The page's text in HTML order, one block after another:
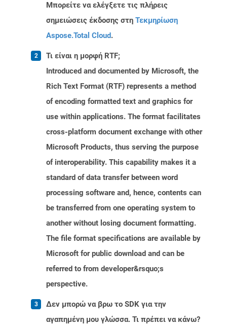
Μπορείτε να ελέγξετε τις πλήρεις
σημειώσεις έκδοσης στη Τεκμηρίωση
Aspose.Total Cloud.
Τι είναι η μορφή RTF;
Introduced and documented by Microsoft, the
Rich Text Format (RTF) represents a method
of encoding formatted text and graphics for
use within applications. The format facilitates
cross-platform document exchange with other
Microsoft Products, thus serving the purpose
of interoperability. This capability makes it a
standard of data transfer between word
processing software and, hence, contents can
be transferred from one operating system to
another without losing document formatting.
The file format specifications are available by
Microsoft for public download and can be
referred to from developer&rsquo;s
perspective.
Δεν μπορώ να βρω το SDK για την
αγαπημένη μου γλώσσα. Τι πρέπει να κάνω?